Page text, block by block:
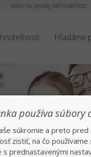
Mám na predaj nehnuteľnosť
Hľadáme
používa súbory
súkromie a preto
zistiť, na čo
s prednastavenými